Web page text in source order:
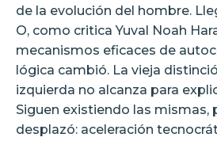
de la evolución del hombre.
O, como critica Yuval Noah
mecanismos eficaces de
lógica cambió. La vieja
izquierda no alcanza para
Siguen existiendo las mismas,
desplazó: aceleración